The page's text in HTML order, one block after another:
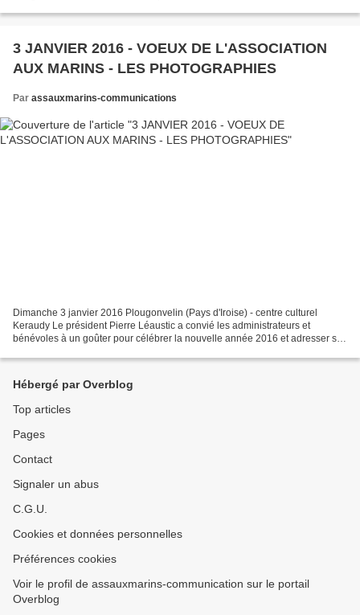
3 JANVIER 2016 - VOEUX DE L'ASSOCIATION
AUX MARINS - LES PHOTOGRAPHIES
Par assauxmarins-communications
Dimanche 3 janvier 2016 Plougonvelin (Pays d'Iroise) - centre culturel
Keraudy Le président Pierre Léaustic a convié les administrateurs et
bénévoles à un goûter pour célébrer la nouvelle année 2016 et adresser ses
Hébergé par Overblog
Top articles
Pages
Contact
Signaler un abus
C.G.U.
Cookies et données personnelles
Préférences cookies
Voir le profil de assauxmarins-communication sur le portail
Overblog